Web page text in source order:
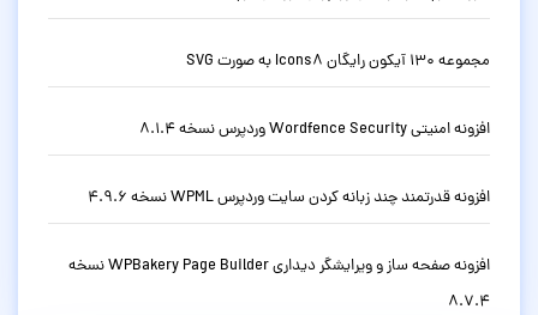
مجموعه 130 آیکون رایگان Icons8 به صورت SVG
افزونه امنیتی Wordfence Security وردپرس نسخه 8.1.4
افزونه قدرتمند چند زبانه کردن سایت وردپرس WPML نسخه 4.9.6
افزونه صفحه ساز و ویرایشگر دیداری WPBakery Page Builder نسخه
8.7.4